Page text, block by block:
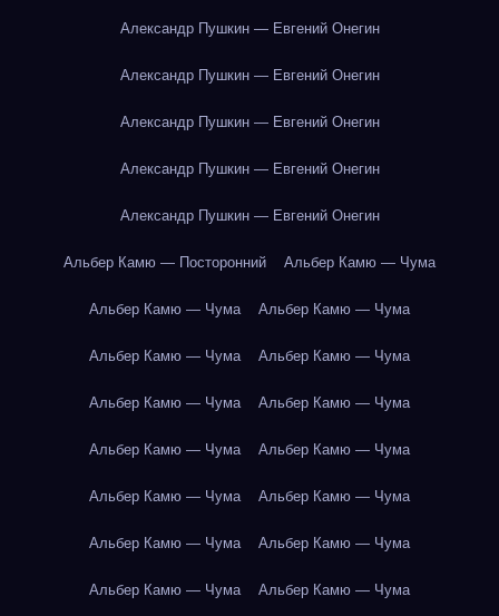
Александр Пушкин — Евгений Онегин
Александр Пушкин — Евгений Онегин
Александр Пушкин — Евгений Онегин
Александр Пушкин — Евгений Онегин
Александр Пушкин — Евгений Онегин
Альбер Камю — Посторонний Альбер Камю — Чума
Альбер Камю — Чума Альбер Камю — Чума
Альбер Камю — Чума Альбер Камю — Чума
Альбер Камю — Чума Альбер Камю — Чума
Альбер Камю — Чума Альбер Камю — Чума
Альбер Камю — Чума Альбер Камю — Чума
Альбер Камю — Чума Альбер Камю — Чума
Альбер Камю — Чума Альбер Камю — Чума